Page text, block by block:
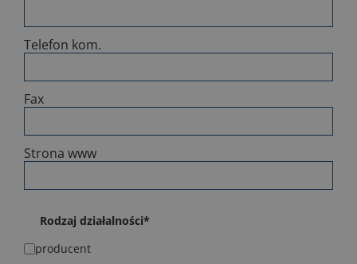
Telefon kom.
Fax
Strona www
Rodzaj działalności*
producent